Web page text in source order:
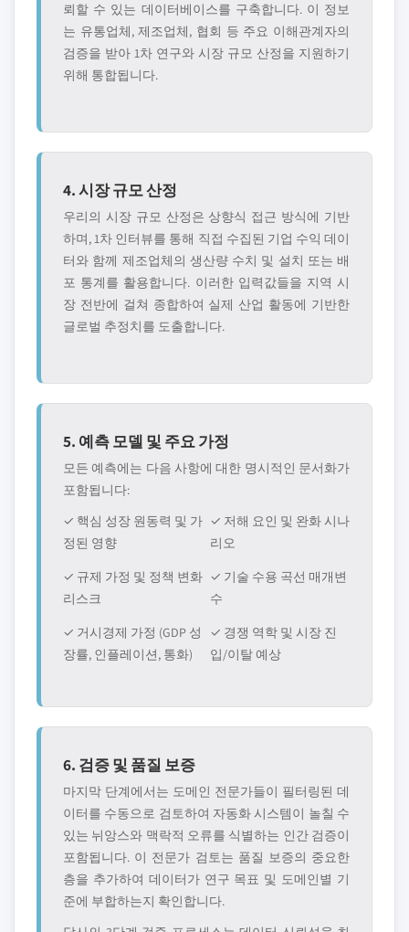
뢰할 수 있는 데이터베이스를 구축합니다. 이 정보
는 유통업체, 제조업체, 협회 등 주요 이해관계자의
검증을 받아 1차 연구와 시장 규모 산정을 지원하기
위해 통합됩니다.
4. 시장 규모 산정
우리의 시장 규모 산정은 상향식 접근 방식에 기반
하며, 1차 인터뷰를 통해 직접 수집된 기업 수익 데이
터와 함께 제조업체의 생산량 수치 및 설치 또는 배
포 통계를 활용합니다. 이러한 입력값들을 지역 시
장 전반에 걸쳐 종합하여 실제 산업 활동에 기반한
글로벌 추정치를 도출합니다.
5. 예측 모델 및 주요 가정
모든 예측에는 다음 사항에 대한 명시적인 문서화가
포함됩니다:
✓ 핵심 성장 원동력 및 가
정된 영향
✓ 저해 요인 및 완화 시나
리오
✓ 규제 가정 및 정책 변화
리스크
✓ 기술 수용 곡선 매개변
수
✓ 거시경제 가정 (GDP 성
장률, 인플레이션, 통화)
✓ 경쟁 역학 및 시장 진
입/이탈 예상
6. 검증 및 품질 보증
마지막 단계에서는 도메인 전문가들이 필터링된 데
이터를 수동으로 검토하여 자동화 시스템이 놀칠 수
있는 뉘앙스와 맥락적 오류를 식별하는 인간 검증이
포함됩니다. 이 전문가 검토는 품질 보증의 중요한
층을 추가하여 데이터가 연구 목표 및 도메인별 기
준에 부합하는지 확인합니다.